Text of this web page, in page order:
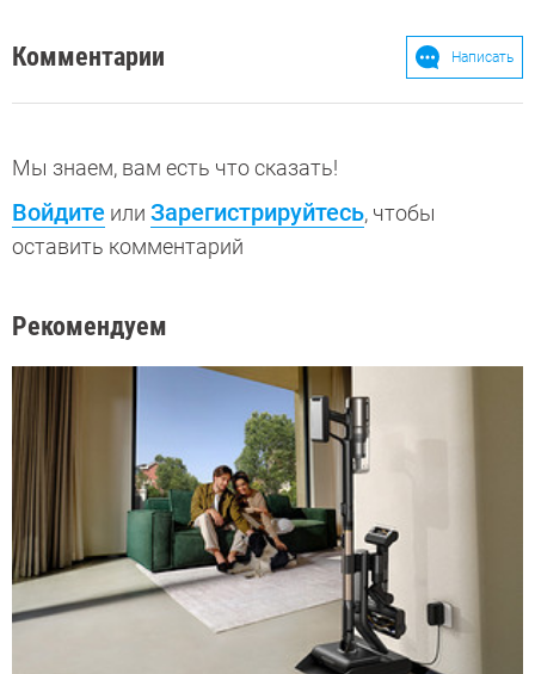
Комментарии Написать
Мы знаем, вам есть что сказать!
Войдите или Зарегистрируйтесь, чтобы
оставить комментарий
Рекомендуем